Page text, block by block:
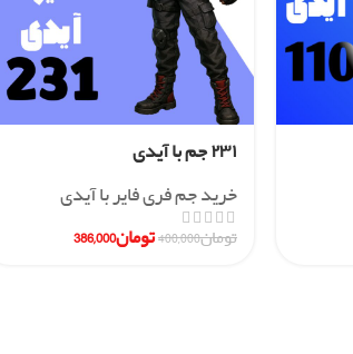
۲۳۱ جم با آیدی
خرید جم فری فایر با آیدی
تومان400,000تومان386,000